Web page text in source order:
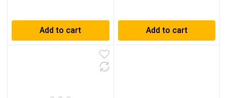
Add to cart Add to cart